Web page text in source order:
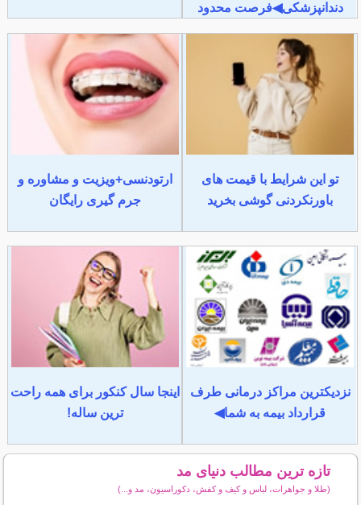
دندانپزشکی◀فرصت محدود
تو این شرایط با قیمت های
باورنکردنی گوشی بخرید
ارتودنسی+ویزیت و مشاوره و
جرم گیری رایگان
نزدیکترین مراکز درمانی طرف
قرارداد بیمه به شما◀
اینجا سال کنکور برای همه راحت
ترین ساله!
تازه ترین مطالب دنیای مد
(طلا و جواهرات، لباس و کیف و کفش، دکوراسیون، مد و...)